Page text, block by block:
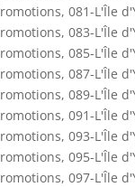
, 081-L'Île
, 083-L'Île
, 085-L'Île
, 087-L'Île
, 089-L'Île
, 091-L'Île
, 093-L'Île
, 095-L'Île
, 097-L'Île